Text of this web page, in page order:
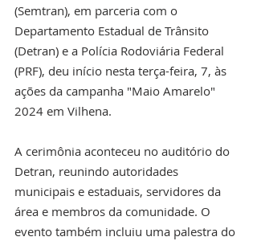
(Semtran), em parceria com o
Departamento Estadual de Trânsito
(Detran) e a Polícia Rodoviária Federal
(PRF), deu início nesta terça-feira, 7, às
ações da campanha "Maio Amarelo"
2024 em Vilhena.
A cerimônia aconteceu no auditório do
Detran, reunindo autoridades
municipais e estaduais, servidores da
área e membros da comunidade. O
evento também incluiu uma palestra do